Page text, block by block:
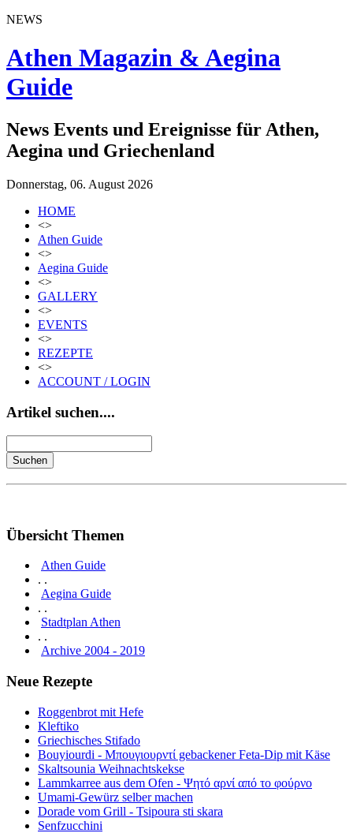
NEWS
Athen Magazin & Aegina
Guide
News Events und Ereignisse für Athen,
Aegina und Griechenland
Donnerstag, 06. August 2026
HOME
<>
Athen Guide
<>
Aegina Guide
<>
GALLERY
<>
EVENTS
<>
REZEPTE
<>
ACCOUNT / LOGIN
Artikel suchen....
Übersicht Themen
Athen Guide
. .
Aegina Guide
. .
Stadtplan Athen
. .
Archive 2004 - 2019
Neue Rezepte
Roggenbrot mit Hefe
Kleftiko
Griechisches Stifado
Bouyiourdi - Μπουγιουρντί gebackener Feta-Dip mit Käse
Skaltsounia Weihnachtskekse
Lammkarree aus dem Ofen - Ψητό αρνί από το φούρνο
Umami-Gewürz selber machen
Dorade vom Grill - Tsipoura sti skara
Senfzucchini